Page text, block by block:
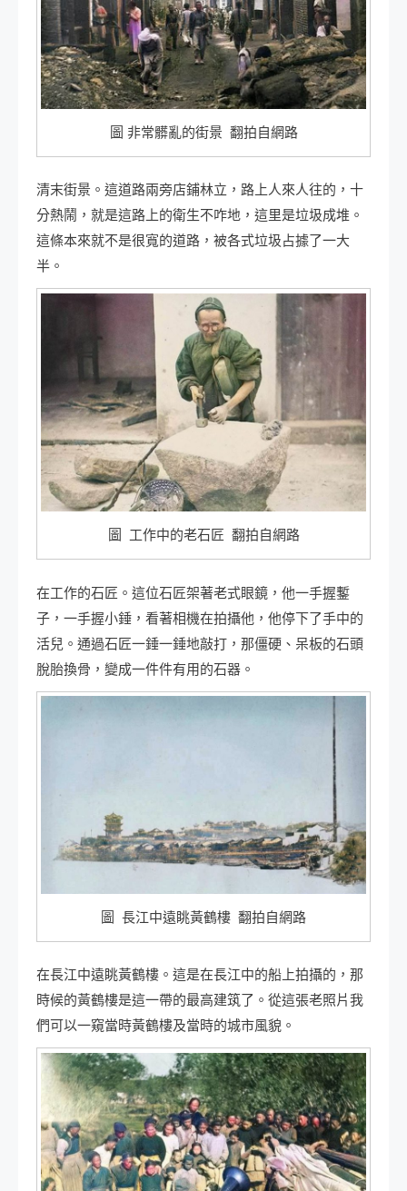
圖 非常髒亂的街景 翻拍自網路
清末街景。這道路兩旁店鋪林立，路上人來人往的，十
分熱鬧，就是這路上的衛生不咋地，這里是垃圾成堆。
這條本來就不是很寬的道路，被各式垃圾占據了一大
半。
圖 工作中的老石匠 翻拍自網路
在工作的石匠。這位石匠架著老式眼鏡，他一手握鏨
子，一手握小錘，看著相機在拍攝他，他停下了手中的
活兒。通過石匠一錘一錘地敲打，那僵硬、呆板的石頭
脫胎換骨，變成一件件有用的石器。
圖 長江中遠眺黃鶴樓 翻拍自網路
在長江中遠眺黃鶴樓。這是在長江中的船上拍攝的，那
時候的黃鶴樓是這一帶的最高建筑了。從這張老照片我
們可以一窺當時黃鶴樓及當時的城市風貌。